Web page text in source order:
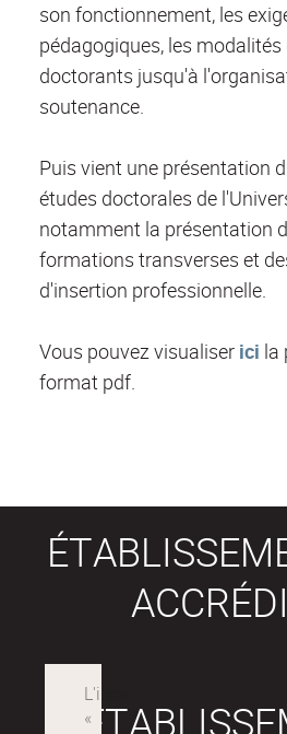
son fonctionnement, les
pédagogiques, les modalités
doctorants jusqu'à
soutenance.
Puis vient une présentation
études doctorales de
notamment la présentation
formations transverses et
d'insertion professionnelle.
Vous pouvez visualiser ici la
format pdf.